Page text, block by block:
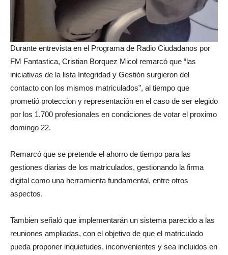
Durante entrevista en el Programa de Radio Ciudadanos por
FM Fantastica, Cristian Borquez Micol remarcó que “las
iniciativas de la lista Integridad y Gestión surgieron del
contacto con los mismos matriculados”, al tiempo que
prometió proteccion y representación en el caso de ser elegido
por los 1.700 profesionales en condiciones de votar el proximo
domingo 22.
Remarcó que se pretende el ahorro de tiempo para las
gestiones diarias de los matriculados, gestionando la firma
digital como una herramienta fundamental, entre otros
aspectos.
Tambien señaló que implementarán un sistema parecido a las
reuniones ampliadas, con el objetivo de que el matriculado
pueda proponer inquietudes, inconvenientes y sea incluidos en